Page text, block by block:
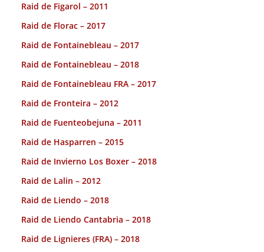
Raid de Figarol – 2011
Raid de Florac – 2017
Raid de Fontainebleau – 2017
Raid de Fontainebleau – 2018
Raid de Fontainebleau FRA – 2017
Raid de Fronteira – 2012
Raid de Fuenteobejuna – 2011
Raid de Hasparren – 2015
Raid de Invierno Los Boxer – 2018
Raid de Lalin – 2012
Raid de Liendo – 2018
Raid de Liendo Cantabria – 2018
Raid de Lignieres (FRA) – 2018